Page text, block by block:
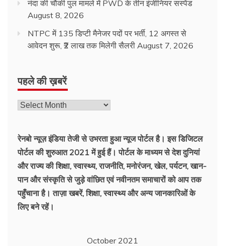
नंदा की चौकी पुल मामले में PWD के तीन इंजीनियर सस्पेंड
August 8, 2026
NTPC में 135 डिप्टी मैनेजर पदों पर भर्ती, 12 अगस्त से
आवेदन शुरू, ₹2 लाख तक मिलेगी सैलरी August 7, 2026
पहले की ख़बरें
रेनबो न्यूज़ इंडिया तेजी से उभरता हुआ न्‍यूज पोर्टल है। इस डिजिटल
पोर्टल की शुरुआत 2021 में हुई हैं। पोर्टल के माध्यम से देश दुनियां
और राज्य की शिक्षा, स्वास्थ्य, राजनीति, मनोरंजन, खेल, पर्यटन, खान-
पान और संस्कृति से जुड़े वांछित एवं नवीनतम समाचारों को आप तक
पहुँचाना है। ताज़ा खबरें, शिक्षा, स्वास्थ्य और अन्य जानकारिओं के
लिए बने रहें।
October 2021